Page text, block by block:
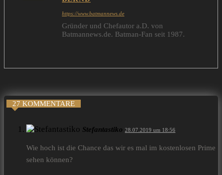
https://www.batmannews.de
Gründer und Chefautor a.D. von
Batmannews.de. Batman-Fan seit 1987.
27 KOMMENTARE
Stefantastiko 28.07.2019 um 18:56
Wie hoch ist die Chance das wir es mal im kostenlosen Prime
sehen können?